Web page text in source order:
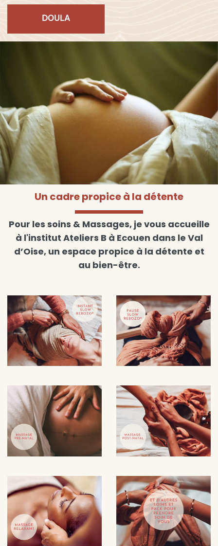
DOULA
Un cadre propice à la détente
Pour les soins & Massages, je vous accueille
à l'institut Ateliers B à Ecouen dans le Val
d’Oise, un espace propice à la détente et
au bien-être.